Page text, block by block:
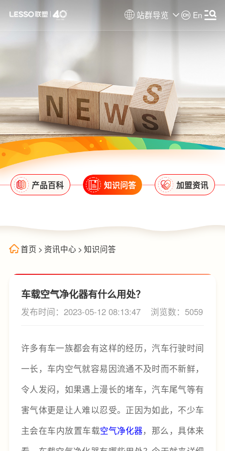
站群导览 En
产品百科 知识问答 加盟资讯
首页 > 资讯中心 > 知识问答
车载空气净化器有什么用处？
发布时间：2023-05-12 08:13:47 浏览数：5059
许多有车一族都会有这样的经历，汽车行驶时间
一长，车内空气就容易因流通不及时而不新鲜，
令人发闷，如果遇上漫长的堵车，汽车尾气等有
害气体更是让人难以忍受。正因为如此，不少车
主会在车内放置车载空气净化器，那么，具体来